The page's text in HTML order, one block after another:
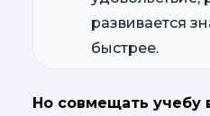
развивается
быстрее.
Но совмещать учебу